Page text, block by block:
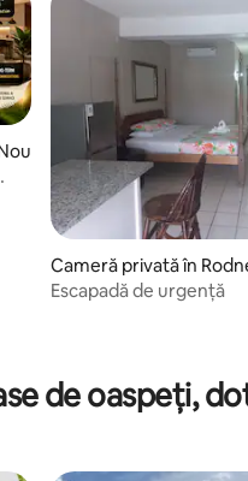
nouă
Cameră privată în
Escapadă de urgență
de oaspeți,